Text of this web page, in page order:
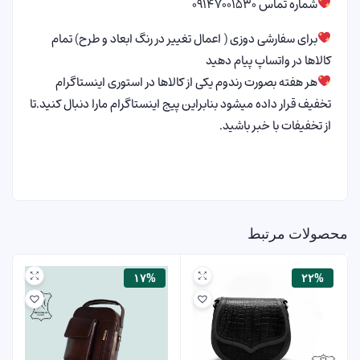
برای سفارشی دوزی ( اعمال تغییر در رنگ ابعاد و طرح) تمام
کالاها در واتساپ پیام دهید
هر هفته بصورت رندوم یکی از کالاها در استوری اینستاگرام
تخفیف قرار داده میشود بنابراین پیج اینستاگرام مارا دنبال کنید.تا
از تخفیفات با خبر باشید.
محصولات مرتبط
۲۲% ۱۷%